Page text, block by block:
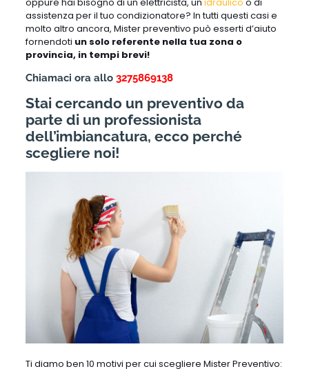
assistenza per il tuo condizionatore? In tutti questi casi e
molto altro ancora, Mister preventivo può esserti d’aiuto
fornendoti un solo referente nella tua zona o
provincia, in tempi brevi!
Chiamaci ora allo 3275869138
Stai cercando un preventivo da
parte di un professionista
dell’imbiancatura, ecco perché
scegliere noi!
Ti diamo ben 10 motivi per cui scegliere Mister Preventivo: